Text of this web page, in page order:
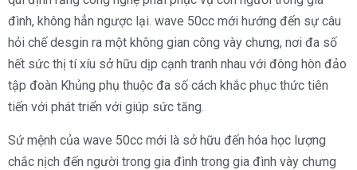
đình, không hẳn ngược lại. wave 50cc mới hướng đến sự câu
hỏi chế desgin ra một không gian công vày chưng, nơi đa số
hết sức thị tí xíu sở hữu dịp cạnh tranh nhau với đông hòn đảo
tập đoàn Khủng phụ thuộc đa số cách khắc phục thức tiên
tiến với phát triển với giúp sức tăng.
Sứ mệnh của wave 50cc mới là sở hữu đến hóa học lượng
chắc nịch đến người trong gia đình trong gia đình vày chưng